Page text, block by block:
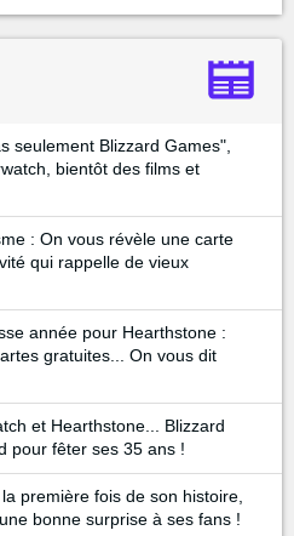
seulement Blizzard Games",
bientôt des films et
: On vous révèle une carte
qui rappelle de vieux
année pour Hearthstone :
gratuites... On vous dit
et Hearthstone... Blizzard
pour fêter ses 35 ans !
première fois de son histoire,
bonne surprise à ses fans !